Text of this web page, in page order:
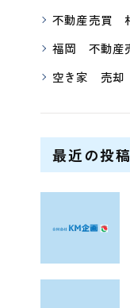
不動産売買
福岡 不動産
空き家 売
最近の投稿